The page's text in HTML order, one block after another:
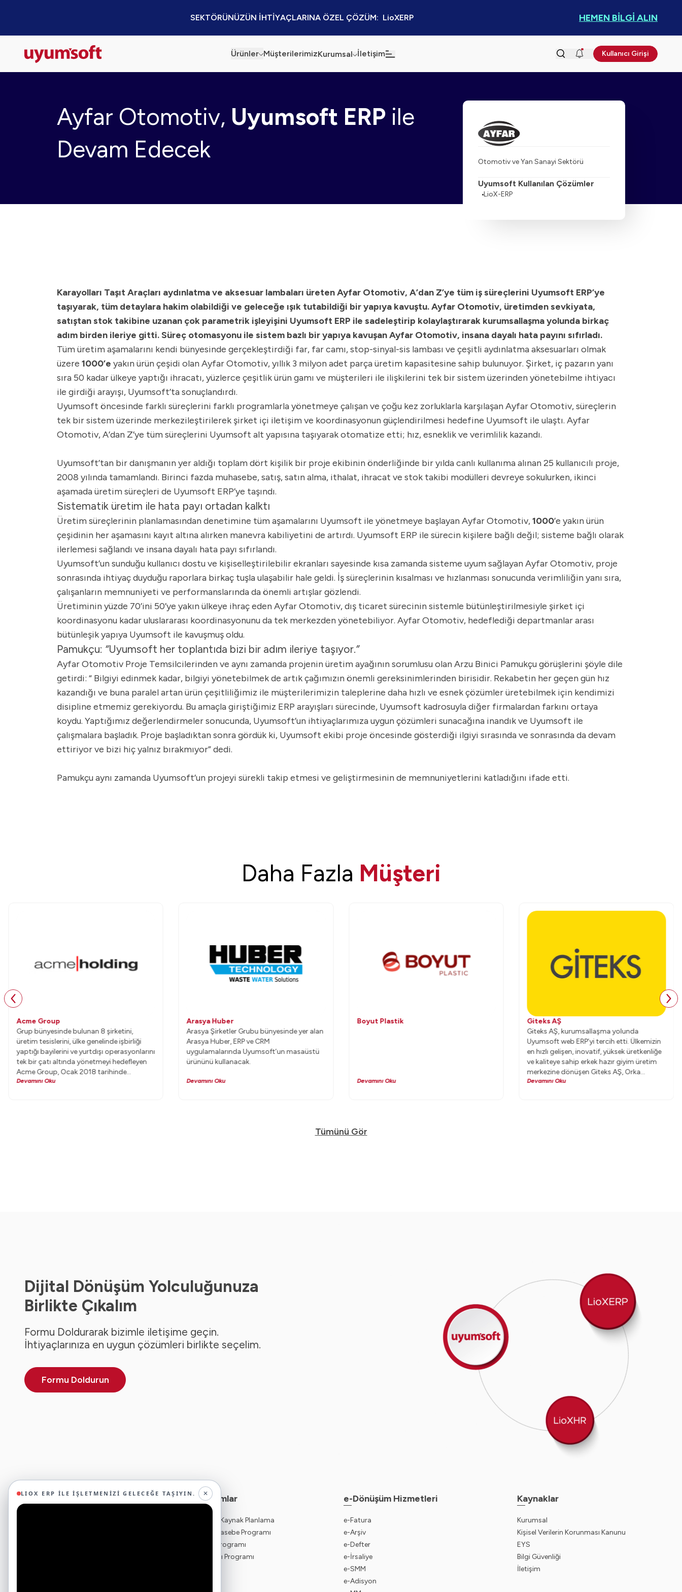
SEKTÖRÜNÜZÜN İHTİYAÇLARINA ÖZEL ÇÖZÜM:  LioXERP HEMEN BİLGİ ALIN
Ürünler MüşterilerimizKurumsal
Sürdürülebilirlik
İletişim
Kaynaklar
Kullanıcı Girişi
Ayfar Otomotiv, Uyumsoft ERP ile
Devam Edecek
Otomotiv ve Yan Sanayi Sektörü
Uyumsoft Kullanılan Çözümler
LioX-ERP
Karayolları Taşıt Araçları aydınlatma ve aksesuar lambaları üreten Ayfar Otomotiv, A’dan Z’ye tüm iş süreçlerini Uyumsoft ERP’ye
taşıyarak, tüm detaylara hakim olabildiği ve geleceğe ışık tutabildiği bir yapıya kavuştu. Ayfar Otomotiv, üretimden sevkiyata,
satıştan stok takibine uzanan çok parametrik işleyişini Uyumsoft ERP ile sadeleştirip kolaylaştırarak kurumsallaşma yolunda birkaç
adım birden ileriye gitti. Süreç otomasyonu ile sistem bazlı bir yapıya kavuşan Ayfar Otomotiv, insana dayalı hata payını sıfırladı.
Tüm üretim aşamalarını kendi bünyesinde gerçekleştirdiği far, far camı, stop-sinyal-sis lambası ve çeşitli aydınlatma aksesuarları olmak
üzere 1000’e yakın ürün çeşidi olan Ayfar Otomotiv, yıllık 3 milyon adet parça üretim kapasitesine sahip bulunuyor. Şirket, iç pazarın yanı
sıra 50 kadar ülkeye yaptığı ihracatı, yüzlerce çeşitlik ürün gamı ve müşterileri ile ilişkilerini tek bir sistem üzerinden yönetebilme ihtiyacı
ile girdiği arayışı, Uyumsoft’ta sonuçlandırdı.
Uyumsoft öncesinde farklı süreçlerini farklı programlarla yönetmeye çalışan ve çoğu kez zorluklarla karşılaşan Ayfar Otomotiv, süreçlerin
tek bir sistem üzerinde merkezileştirilerek şirket içi iletişim ve koordinasyonun güçlendirilmesi hedefine Uyumsoft ile ulaştı. Ayfar
Otomotiv, A’dan Z’ye tüm süreçlerini Uyumsoft alt yapısına taşıyarak otomatize etti; hız, esneklik ve verimlilik kazandı.
Uyumsoft’tan bir danışmanın yer aldığı toplam dört kişilik bir proje ekibinin önderliğinde bir yılda canlı kullanıma alınan 25 kullanıcılı proje,
2008 yılında tamamlandı. Birinci fazda muhasebe, satış, satın alma, ithalat, ihracat ve stok takibi modülleri devreye sokulurken, ikinci
aşamada üretim süreçleri de Uyumsoft ERP’ye taşındı.
Sistematik üretim ile hata payı ortadan kalktı
Üretim süreçlerinin planlamasından denetimine tüm aşamalarını Uyumsoft ile yönetmeye başlayan Ayfar Otomotiv,1000’e yakın ürün
çeşidinin her aşamasını kayıt altına alırken manevra kabiliyetini de artırdı. Uyumsoft ERP ile sürecin kişilere bağlı değil; sisteme bağlı olarak
ilerlemesi sağlandı ve insana dayalı hata payı sıfırlandı.
Uyumsoft’un sunduğu kullanıcı dostu ve kişiselleştirilebilir ekranları sayesinde kısa zamanda sisteme uyum sağlayan Ayfar Otomotiv, proje
sonrasında ihtiyaç duyduğu raporlara birkaç tuşla ulaşabilir hale geldi. İş süreçlerinin kısalması ve hızlanması sonucunda verimliliğin yanı sıra,
çalışanların memnuniyeti ve performanslarında da önemli artışlar gözlendi.
Üretiminin yüzde 70’ini 50’ye yakın ülkeye ihraç eden Ayfar Otomotiv, dış ticaret sürecinin sistemle bütünleştirilmesiyle şirket içi
koordinasyonu kadar uluslararası koordinasyonunu da tek merkezden yönetebiliyor. Ayfar Otomotiv, hedeflediği departmanlar arası
bütünleşik yapıya Uyumsoft ile kavuşmuş oldu.
Pamukçu: “Uyumsoft her toplantıda bizi bir adım ileriye taşıyor.”
Ayfar Otomotiv Proje Temsilcilerinden ve aynı zamanda projenin üretim ayağının sorumlusu olan Arzu Binici Pamukçu görüşlerini şöyle dile
getirdi: “ Bilgiyi edinmek kadar, bilgiyi yönetebilmek de artık çağımızın önemli gereksinimlerinden birisidir. Rekabetin her geçen gün hız
kazandığı ve buna paralel artan ürün çeşitliliğimiz ile müşterilerimizin taleplerine daha hızlı ve esnek çözümler üretebilmek için kendimizi
disipline etmemiz gerekiyordu. Bu amaçla giriştiğimiz ERP arayışları sürecinde, Uyumsoft kadrosuyla diğer firmalardan farkını ortaya
koydu. Yaptığımız değerlendirmeler sonucunda, Uyumsoft’un ihtiyaçlarımıza uygun çözümleri sunacağına inandık ve Uyumsoft ile
çalışmalara başladık. Proje başladıktan sonra gördük ki, Uyumsoft ekibi proje öncesinde gösterdiği ilgiyi sırasında ve sonrasında da devam
ettiriyor ve bizi hiç yalnız bırakmıyor” dedi.
Pamukçu aynı zamanda Uyumsoft’un projeyi sürekli takip etmesi ve geliştirmesinin de memnuniyetlerini katladığını ifade etti.
Daha Fazla Müşteri
Acme Group
Grup bünyesinde bulunan 8 şirketini,
üretim tesislerini, ülke genelinde işbirliği
yaptığı bayilerini ve yurtdışı operasyonlarını
tek bir çatı altında yönetmeyi hedefleyen
Acme Group, Ocak 2018 tarihinde
Uyumsoft web ERP projesine başladı.
Devamını Oku
Arasya Huber
Arasya Şirketler Grubu bünyesinde yer alan
Arasya Huber, ERP ve CRM
uygulamalarında Uyumsoft’un masaüstü
ürününü kullanacak.
Devamını Oku
Boyut Plastik
Devamını Oku
Giteks AŞ
Giteks AŞ, kurumsallaşma yolunda
Uyumsoft web ERP’yi tercih etti. Ülkemizin
en hızlı gelişen, inovatif, yüksek üretkenliğe
ve kaliteye sahip erkek hazır giyim üretim
merkezine dönüşen Giteks AŞ, Orka
Holding’in global markaları Damat Tween
Devamını Oku
Tümünü Gör
Dijital Dönüşüm Yolculuğunuza
Birlikte Çıkalım
Formu Doldurarak bizimle iletişime geçin.
İhtiyaçlarınıza en uygun çözümleri birlikte seçelim.
Formu Doldurun
Ticari Yazılımlar
ERP - Kurumsal Kaynak Planlama
Bulut ERP - Muhasebe Programı
Ön Muhasebe Programı
İnsan Kaynakları Programı
e-Dönüşüm Hizmetleri
e-Fatura
e-Arşiv
e-Defter
e-İrsaliye
e-SMM
e-Adisyon
Kaynaklar
Kurumsal
Kişisel Verilerin Korunması Kanunu
EYS
Bilgi Güvenliği
İletişim
LIOX ERP ILE İŞLETMENIZI GELECEĞE TAŞIYIN. ✕